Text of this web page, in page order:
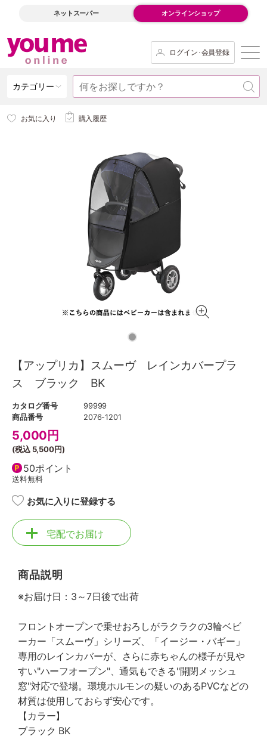
ネットスーパー オンラインショップ
ログイン･会員登録
カテゴリー
お気に入り 購入履歴
【アップリカ】スムーヴ レインカバープラ
ス ブラック BK
カタログ番号
99999
商品番号
2076-1201
5,000 円
(税込 5,500円)
50ポイント
送料無料
お気に入りに登録する
宅配でお届け
商品説明
※お届け日：3～7日後で出荷
フロントオープンで乗せおろしがラクラクの3輪ベビ
ーカー「スムーヴ」シリーズ、「イージー・バギー」
専用のレインカバーが、さらに赤ちゃんの様子が見や
すい"ハーフオープン"、通気もできる"開閉メッシュ
窓"対応で登場。環境ホルモンの疑いのあるPVCなどの
材質は使用しておらず安心です。
【カラー】
ブラック BK